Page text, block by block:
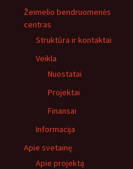
Žeimelio bendruomenės
centras
Struktūra ir kontaktai
Veikla
Nuostatai
Projektai
Finansai
Informacija
Apie svetainę
Apie projektą